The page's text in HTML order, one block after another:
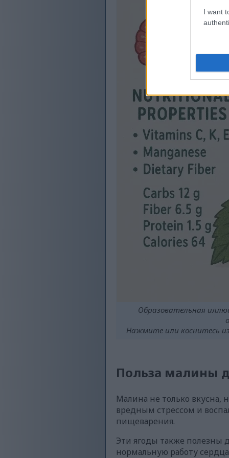
I want
Образовательная
Нажмите или коснитесь
Польза малины
Малина не только вкусна,
вредным стрессом и
пищеварения.
Эти ягоды также полезны
нормальную работу